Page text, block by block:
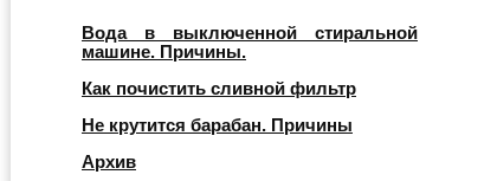
Вода в выключенной стиральной
машине. Причины.
Как почистить сливной фильтр
Не крутится барабан. Причины
Архив